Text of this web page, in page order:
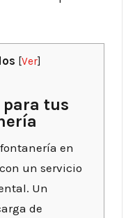
[Ver]
tus
en
un servicio
Un
de